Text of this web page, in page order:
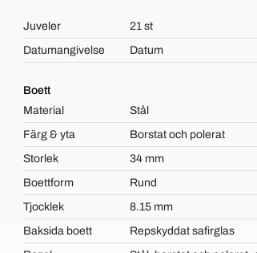
Juveler
21 st
Datumangivelse
Datum
Boett
Material
Stål
Färg & yta
Borstat och polerat
Storlek
34 mm
Boettform
Rund
Tjocklek
8.15 mm
Baksida boett
Repskyddat safirglas